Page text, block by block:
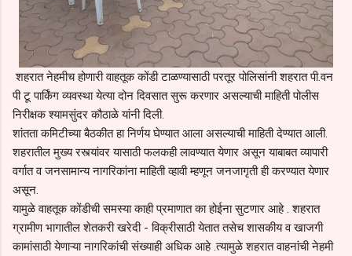
शहरात नेहमीच होणारी वाहतूक कोंडी टाळण्यासाठी परतूर पोलिसांनी शहरात पी.वन
पी टू पार्किंग व्यवस्था येत्या दोन दिवसात सुरू करणार असल्याची माहिती पोलीस
निरीक्षक श्यामसुंदर कौठाळे यांनी दिली.
शांतता कमिटीच्या बैठकीत हा निर्णय घेण्यात आला असल्याची माहिती देण्यात आली.
शहरातील मुख्य रस्त्यांवर यासाठी फलकही लावण्यात येणार असून याबाबत व्यापारी
वर्गात व जनसामान्य नागरिकांना माहिती व्हावी म्हणून जनजागृती ही करण्यात येणार
असून.
यामुळे वाहतूक कोंडीची समस्या काही प्रमाणात का होईना सुटणार आहे . शहरात
ग्रामीण भागातील शेतकरी खरेदी - विक्रीसाठी येतात तसेच शासकीय व खाजगी
कामांसाठी येणाऱ्या नागरिकांची संख्याही अधिक आहे .त्यामुळे शहरात वाहनांची नेहमी